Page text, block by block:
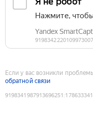
Если у вас возникли
обратной связи
9198341987913696251 :